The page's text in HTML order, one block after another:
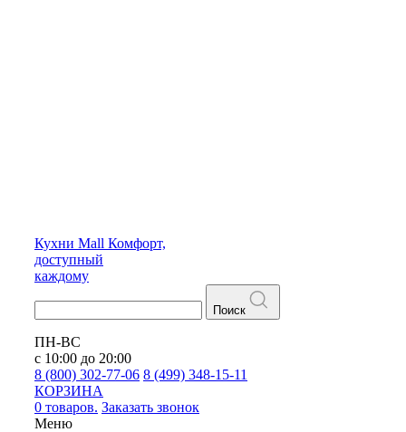
Кухни Mall Комфорт,
доступный
каждому
Поиск
ПН-ВС
с 10:00 до 20:00
8 (800) 302-77-06 8 (499) 348-15-11
КОРЗИНА
0 товаров. Заказать звонок
Меню